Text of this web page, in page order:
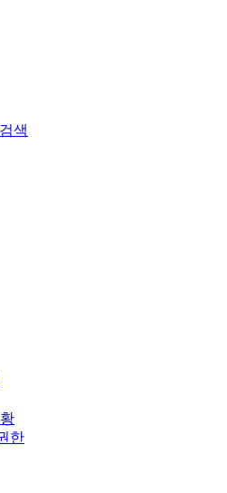
색
한